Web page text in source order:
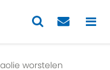
worstelen